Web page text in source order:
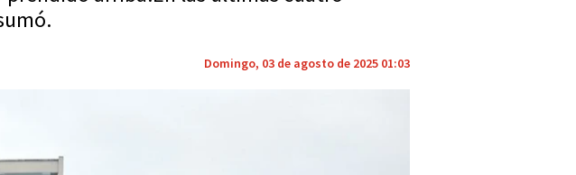
Domingo, 03 de agosto de 2025 01:03